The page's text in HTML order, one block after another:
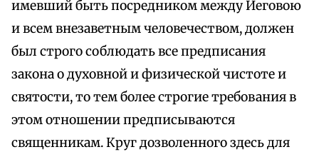
имевший быть посредником между Иеговою
и всем внезаветным человечеством, должен
был строго соблюдать все предписания
закона о духовной и физической чистоте и
святости, то тем более строгие требования в
этом отношении предписываются
священникам. Круг дозволенного здесь для